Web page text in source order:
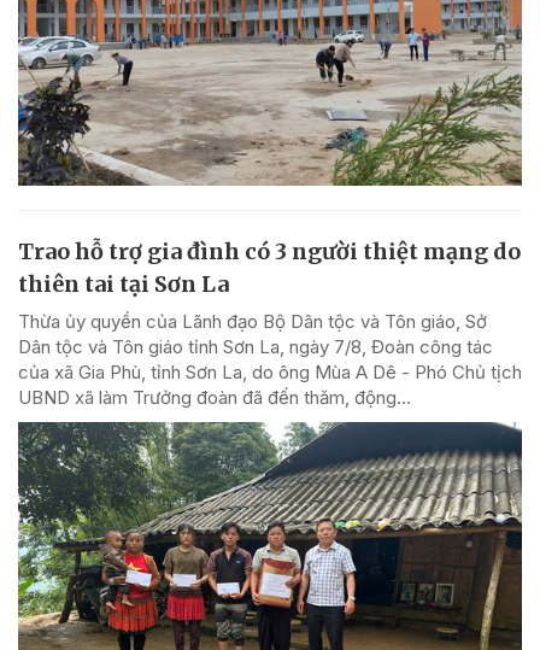
Trao hỗ trợ gia đình có 3 người thiệt mạng do
thiên tai tại Sơn La
Thừa ủy quyền của Lãnh đạo Bộ Dân tộc và Tôn giáo, Sở
Dân tộc và Tôn giáo tỉnh Sơn La, ngày 7/8, Đoàn công tác
của xã Gia Phù, tỉnh Sơn La, do ông Mùa A Dê - Phó Chủ tịch
UBND xã làm Trưởng đoàn đã đến thăm, động...